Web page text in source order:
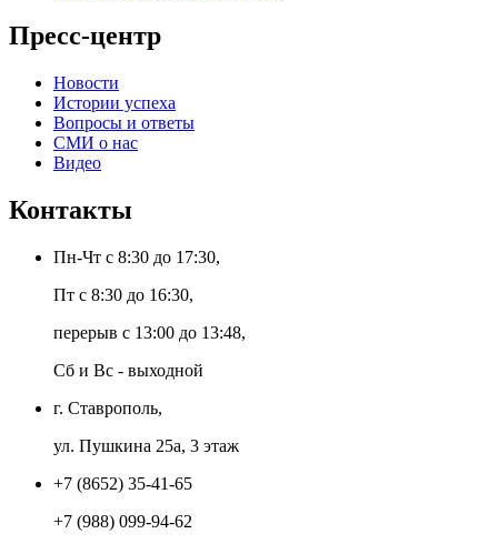
Пресс-центр
Новости
Истории успеха
Вопросы и ответы
СМИ о нас
Видео
Контакты
Пн-Чт с 8:30 до 17:30,
Пт с 8:30 до 16:30,
перерыв с 13:00 до 13:48,
Сб и Вс - выходной
г. Ставрополь,
ул. Пушкина 25а, 3 этаж
+7 (8652) 35-41-65
+7 (988) 099-94-62